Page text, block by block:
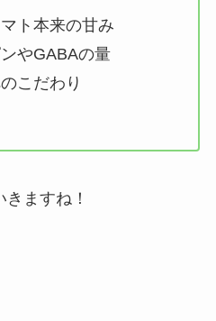
ト本来の甘み
やGABAの量
こだわり
ますね！